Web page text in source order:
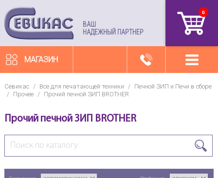
ВАШ
НАДЕЖНЫЙ ПАРТНЕР
0
МАГАЗИН
Севикас / Все для печатающей техники /
Печной ЗИП и Печи в сборе
/
Прочее / Прочий печной ЗИП BROTHER
Прочий печной ЗИП BROTHER